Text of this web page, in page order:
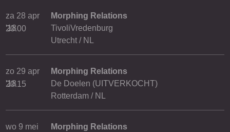
za 28 apr
'18
20.00
Morphing Relations
TivoliVredenburg
Utrecht / NL
zo 29 apr
'18
20.15
Morphing Relations
De Doelen (UITVERKOCHT)
Rotterdam / NL
wo 9 mei
Morphing Relations